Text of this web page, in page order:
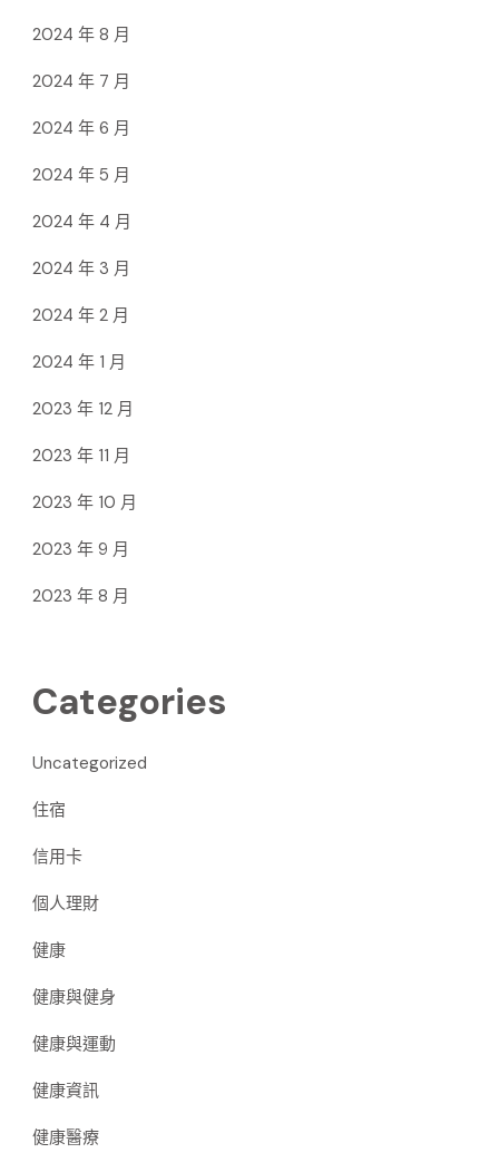
2024 年 8 月
2024 年 7 月
2024 年 6 月
2024 年 5 月
2024 年 4 月
2024 年 3 月
2024 年 2 月
2024 年 1 月
2023 年 12 月
2023 年 11 月
2023 年 10 月
2023 年 9 月
2023 年 8 月
Categories
Uncategorized
住宿
信用卡
個人理財
健康
健康與健身
健康與運動
健康資訊
健康醫療